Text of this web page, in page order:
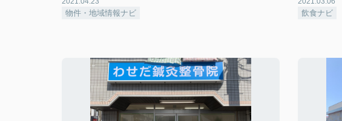
物件・地域情報ナビ 飲食ナビ